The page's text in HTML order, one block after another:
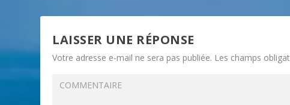
LAISSER UNE RÉPONSE
Votre adresse e-mail ne sera pas publiée. Les champs